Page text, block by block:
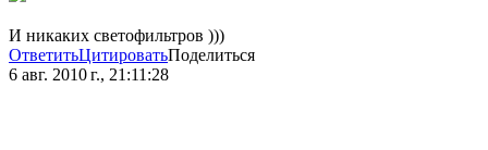
И никаких светофильтров )))
ОтветитьЦитироватьПоделиться
6 авг. 2010 г., 21:11:28